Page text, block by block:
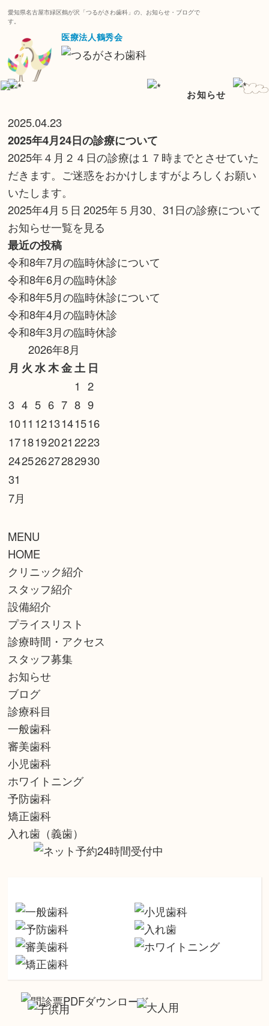
愛知県名古屋市緑区鶴が沢「つるがさわ歯科」の、お知らせ・ブログで
す。
医療法人鶴秀会
お知らせ
2025.04.23
2025年4月24日の診療について
2025年４月２４日の診療は１７時までとさせていた
だきます。ご迷惑をおかけしますがよろしくお願い
いたします。
2025年4月５日 2025年５月30、31日の診療について
お知らせ一覧を見る
最近の投稿
令和8年7月の臨時休診について
令和8年6月の臨時休診
令和8年5月の臨時休診について
令和8年4月の臨時休診
令和8年3月の臨時休診
2026年8月
月 火 水木金土 日
7月
1 2
3 4 5 6 7 8 9
1011 1213141516
1718192021 2223
24252627282930
31
MENU
HOME
クリニック紹介
スタッフ紹介
設備紹介
プライスリスト
診療時間・アクセス
スタッフ募集
お知らせ
ブログ
診療科目
一般歯科
審美歯科
小児歯科
ホワイトニング
予防歯科
矯正歯科
入れ歯（義歯）